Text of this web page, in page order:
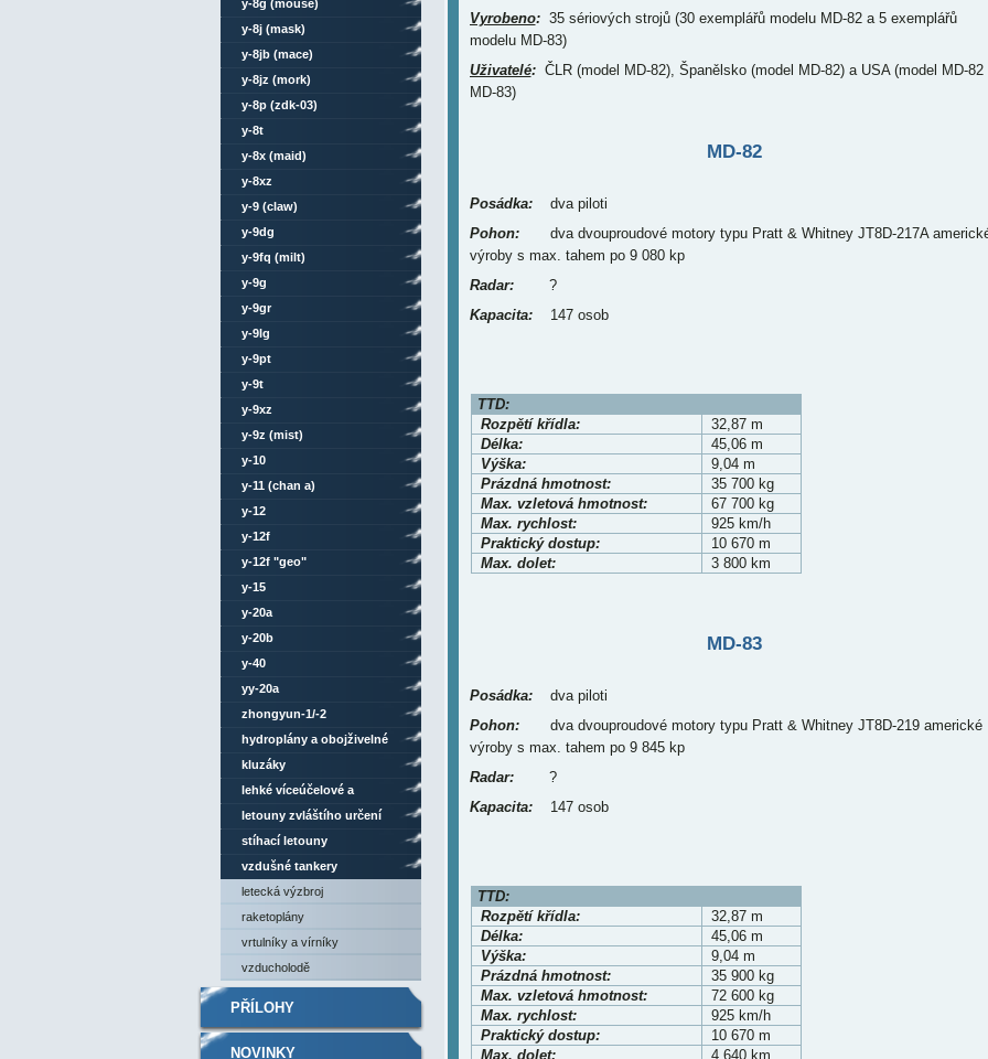
Vyrobeno:35 sériových strojů (30 exemplářů modelu MD-82 a 5 exemplářů
modelu MD-83)
Uživatelé:ČLR (model MD-82), Španělsko (model MD-82) a USA (model MD-82
MD-83)
MD-82
Posádka:
dva piloti
Pohon:dva dvouproudové motory typu Pratt & Whitney JT8D-217A
výroby s max. tahem po 9 080 kp
Radar:?
Kapacita:147 osob
TTD:
Rozpětí křídla:
32,87 m
Délka:
45,06 m
Výška:
9,04 m
Prázdná hmotnost:
35 700 kg
Max. vzletová hmotnost:
67 700 kg
Max. rychlost:
925 km/h
Praktický dostup:
10 670 m
Max. dolet:
3 800 km
MD-83
Posádka:
dva piloti
Pohon:dva dvouproudové motory typu Pratt & Whitney JT8D-219 americké
výroby s max. tahem po 9 845 kp
Radar:?
Kapacita:147 osob
TTD:
Rozpětí křídla:
32,87 m
Délka:
45,06 m
Výška:
9,04 m
Prázdná hmotnost:
35 900 kg
Max. vzletová hmotnost:
72 600 kg
Max. rychlost:
925 km/h
Praktický dostup:
10 670 m
Max. dolet:
4 640 km
y-8g (mouse)
y-8j (mask)
y-8jb (mace)
y-8jz (mork)
y-8p (zdk-03)
y-8t
y-8x (maid)
y-8xz
y-9 (claw)
y-9dg
y-9fq (milt)
y-9g
y-9gr
y-9lg
y-9pt
y-9t
y-9xz
y-9z (mist)
y-10
y-11 (chan a)
y-12
y-12f
y-12f "geo"
y-15
y-20a
y-20b
y-40
yy-20a
zhongyun-1/-2
hydroplány a obojživelné
letouny
kluzáky
lehké víceúčelové a
sportovní letouny
letouny zvláštího určení
stíhací letouny
vzdušné tankery
letecká výzbroj
raketoplány
vrtulníky a vírníky
vzducholodě
PŘÍLOHY
NOVINKY